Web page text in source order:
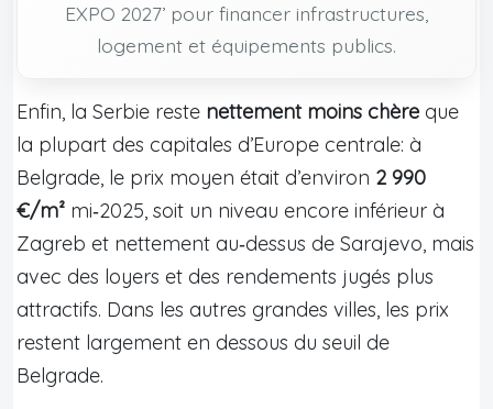
EXPO 2027’ pour financer infrastructures,
logement et équipements publics.
Enfin, la Serbie reste nettement moins chère que
la plupart des capitales d’Europe centrale: à
Belgrade, le prix moyen était d’environ 2 990
€/m² mi‑2025, soit un niveau encore inférieur à
Zagreb et nettement au‑dessus de Sarajevo, mais
avec des loyers et des rendements jugés plus
attractifs. Dans les autres grandes villes, les prix
restent largement en dessous du seuil de
Belgrade.